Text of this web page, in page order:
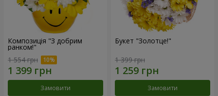
Композиція "З добрим
ранком!"
1 554 грн
Замовити
Букет "Золотце!"
1 399 грн
Замовити